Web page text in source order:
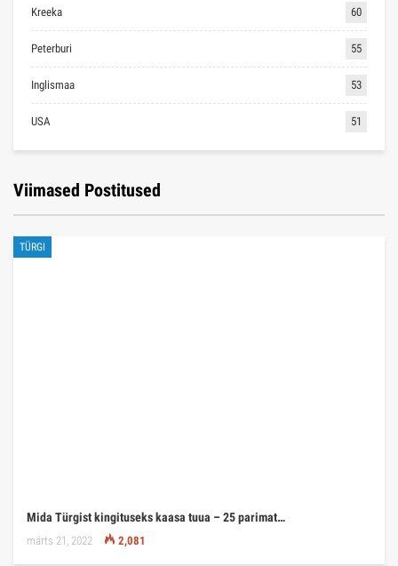
Kreeka 60
Peterburi 55
Inglismaa 53
USA 51
Viimased Postitused
TÜRGI
Mida Türgist kingituseks kaasa tuua – 25 parimat…
märts 21, 2022 2,081